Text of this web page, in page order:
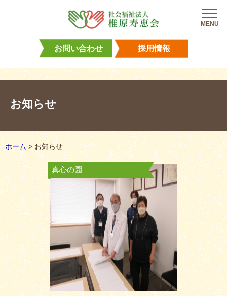
お問い合わせ 採用情報
お知らせ
ホーム > お知らせ
真心の園
MENU